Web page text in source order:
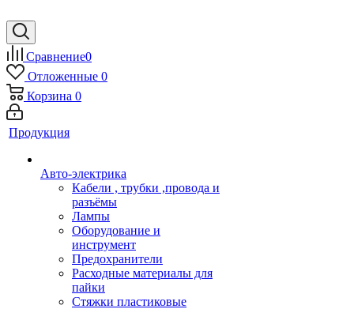
Сравнение0
Отложенные 0
Корзина 0
Продукция
Авто-электрика
Кабели , трубки ,провода и
разъёмы
Лампы
Оборудование и
инструмент
Предохранители
Расходные материалы для
пайки
Стяжки пластиковые